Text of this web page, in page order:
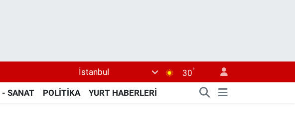
İstanbul 30°
- SANAT POLİTİKA YURT HABERLERİ